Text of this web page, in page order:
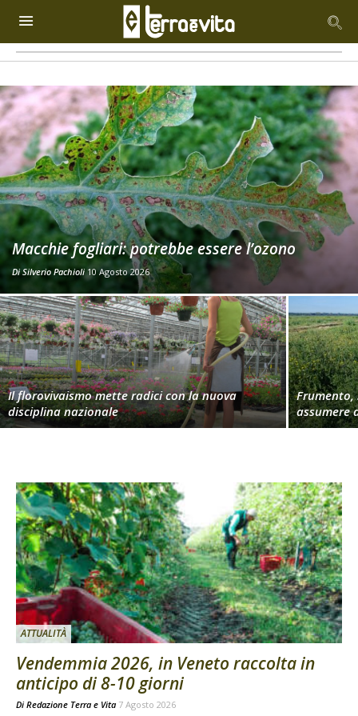
Macchie fogliari: potrebbe essere l’ozono
DiSilverio Pachioli 10 Agosto 2026
Il florovivaismo mette radici con la nuova
disciplina nazionale
Frumento,
assumere
ATTUALITÀ
Vendemmia 2026, in Veneto raccolta in
anticipo di 8-10 giorni
Di Redazione Terra e Vita 7 Agosto 2026